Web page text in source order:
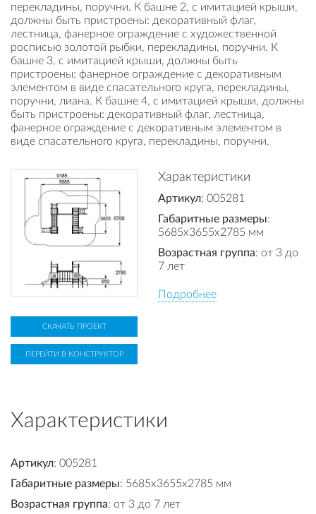
перекладины, поручни. К башне 2, с имитацией крыши,
должны быть пристроены: декоративный флаг,
лестница, фанерное ограждение с художественной
росписью золотой рыбки, перекладины, поручни. К
башне 3, с имитацией крыши, должны быть
пристроены: фанерное ограждение с декоративным
элементом в виде спасательного круга, перекладины,
поручни, лиана. К башне 4, с имитацией крыши, должны
быть пристроены: декоративный флаг, лестница,
фанерное ограждение с декоративным элементом в
виде спасательного круга, перекладины, поручни.
Характеристики
Артикул: 005281
Габаритные размеры:
5685x3655x2785 мм
Возрастная группа: от 3 до
7 лет
Подробнее
СКАЧАТЬ ПРОЕКТ
ПЕРЕЙТИ В КОНСТРУКТОР
Характеристики
Артикул: 005281
Габаритные размеры: 5685x3655x2785 мм
Возрастная группа: от 3 до 7 лет